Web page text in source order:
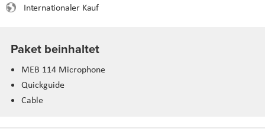
Internationaler Kauf
Paket beinhaltet
MEB 114 Microphone
Quickguide
Cable